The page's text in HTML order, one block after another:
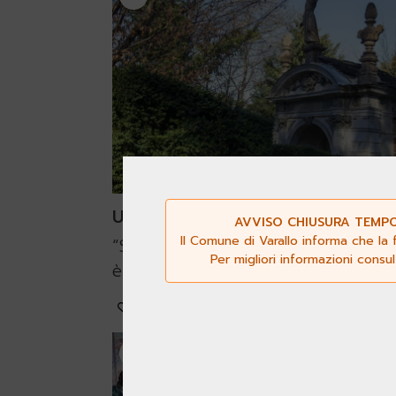
Un ingresso monumentale
“Se vuoi sapere chi è l’autore,
è l’amore”
AVVISO CHIUSURA
Il Comune di Varallo informa che
Per migliori informazioni